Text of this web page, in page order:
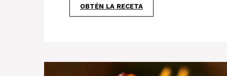
OBTÉN LA RECETA